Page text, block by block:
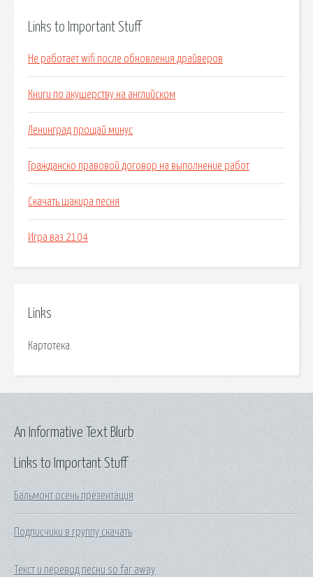
Links to Important Stuff
Не работает wifi после обновления драйверов
Книги по акушерству на английском
Ленинград прощай минус
Гражданско правовой договор на выполнение работ
Скачать шакира песня
Игра ваз 2104
Links
Картотека.
Links to Important Stuff
Бальмонт осень презентация
Подписчики в группу скачать
Текст и перевод песни so far away
An Informative Text Blurb